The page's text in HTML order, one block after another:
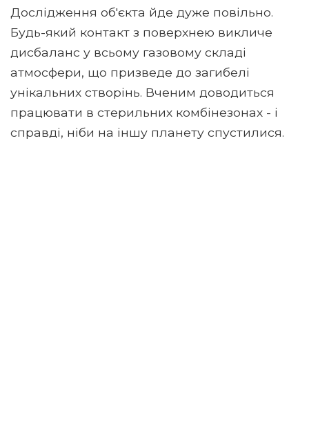
Дослідження об'єкта йде дуже повільно.
Будь-який контакт з поверхнею викличе
дисбаланс у всьому газовому складі
атмосфери, що призведе до загибелі
унікальних створінь. Вченим доводиться
працювати в стерильних комбінезонах - і
справді, ніби на іншу планету спустилися.